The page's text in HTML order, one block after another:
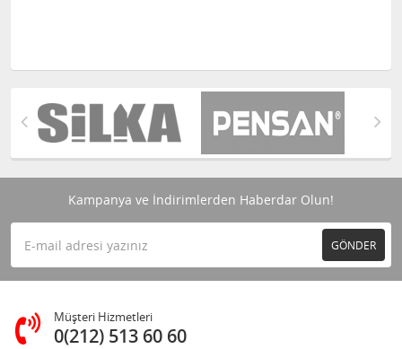
Kampanya ve İndirimlerden Haberdar Olun!
GÖNDER
Müşteri Hizmetleri
0(212) 513 60 60